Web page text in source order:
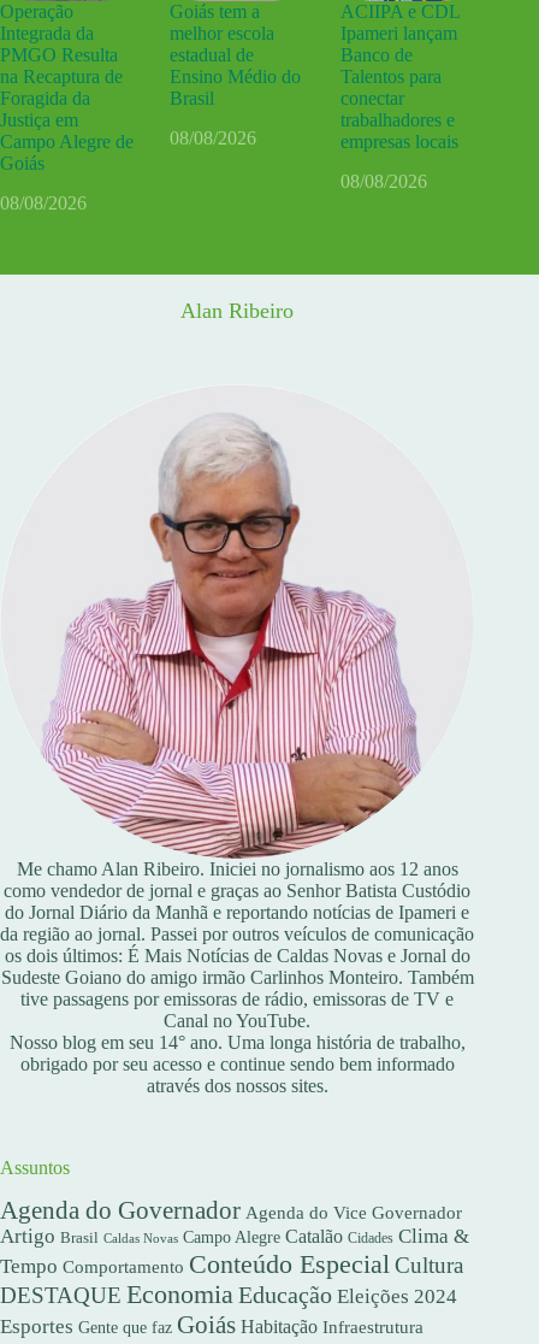
Operação
Integrada da
PMGO Resulta
na Recaptura de
Foragida da
Justiça em
Campo Alegre de
Goiás
08/08/2026
Goiás tem a
melhor escola
estadual de
Ensino Médio do
Brasil
08/08/2026
ACIIPA e CDL
Ipameri lançam
Banco de
Talentos para
conectar
trabalhadores e
empresas locais
08/08/2026
Alan Ribeiro
Me chamo Alan Ribeiro. Iniciei no jornalismo aos 12 anos
como vendedor de jornal e graças ao Senhor Batista Custódio
do Jornal Diário da Manhã e reportando notícias de Ipameri e
da região ao jornal. Passei por outros veículos de comunicação
os dois últimos: É Mais Notícias de Caldas Novas e Jornal do
Sudeste Goiano do amigo irmão Carlinhos Monteiro. Também
tive passagens por emissoras de rádio, emissoras de TV e
Canal no YouTube.
Nosso blog em seu 14° ano. Uma longa história de trabalho,
obrigado por seu acesso e continue sendo bem informado
através dos nossos sites.
Assuntos
Agenda do Governador Agenda do Vice Governador
Artigo Brasil Caldas Novas Campo Alegre Catalão Cidades Clima &
Tempo Comportamento Conteúdo EspecialCultura
DESTAQUE EconomiaEducação Eleições 2024
Esportes Gente que faz Goiás Habitação Infraestrutura